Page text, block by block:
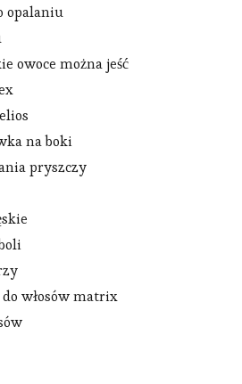
opalaniu
owoce można jeść
na boki
pryszczy
włosów matrix